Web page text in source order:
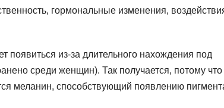
гормональные изменения,
из-за длительного нахождения под
среди женщин). Так получается, потому что
меланин, способствующий появлению